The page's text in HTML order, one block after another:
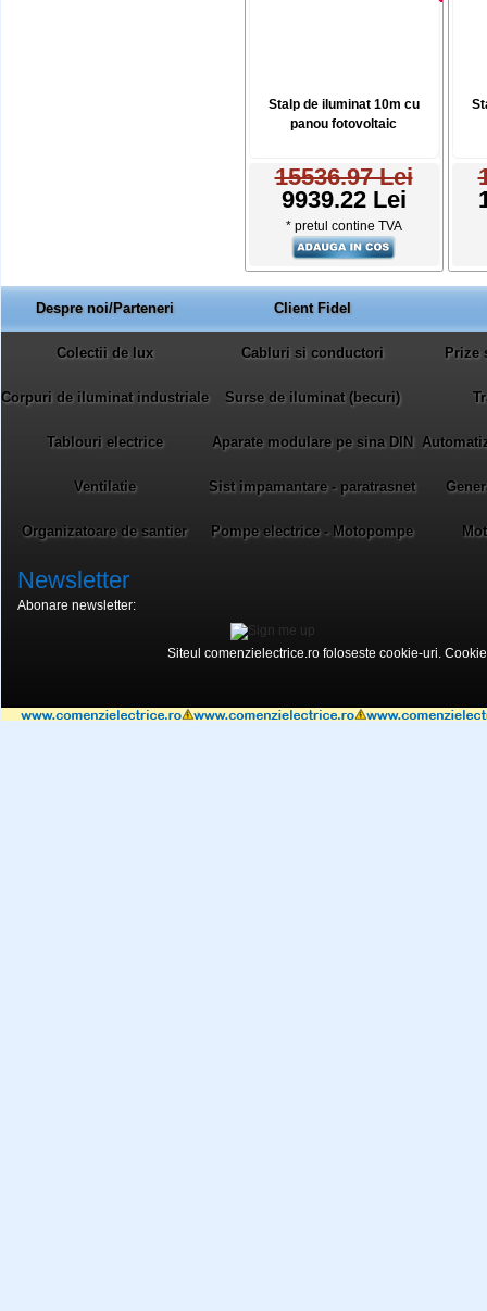
Stalp de iluminat 10m cu
panou fotovoltaic
15536.97 Lei
9939.22 Lei
* pretul contine TVA
Despre noi/Parteneri Client Fidel
Colectii de lux Cabluri si conductori Prize
Corpuri de iluminat industriale Surse de iluminat (becuri)
Tablouri electrice Aparate modulare pe sina DIN
Ventilatie Sist impamantare - paratrasnet
Organizatoare de santier Pompe electrice - Motopompe
Newsletter
Abonare newsletter:
Siteul comenzielectrice.ro foloseste cookie-uri.